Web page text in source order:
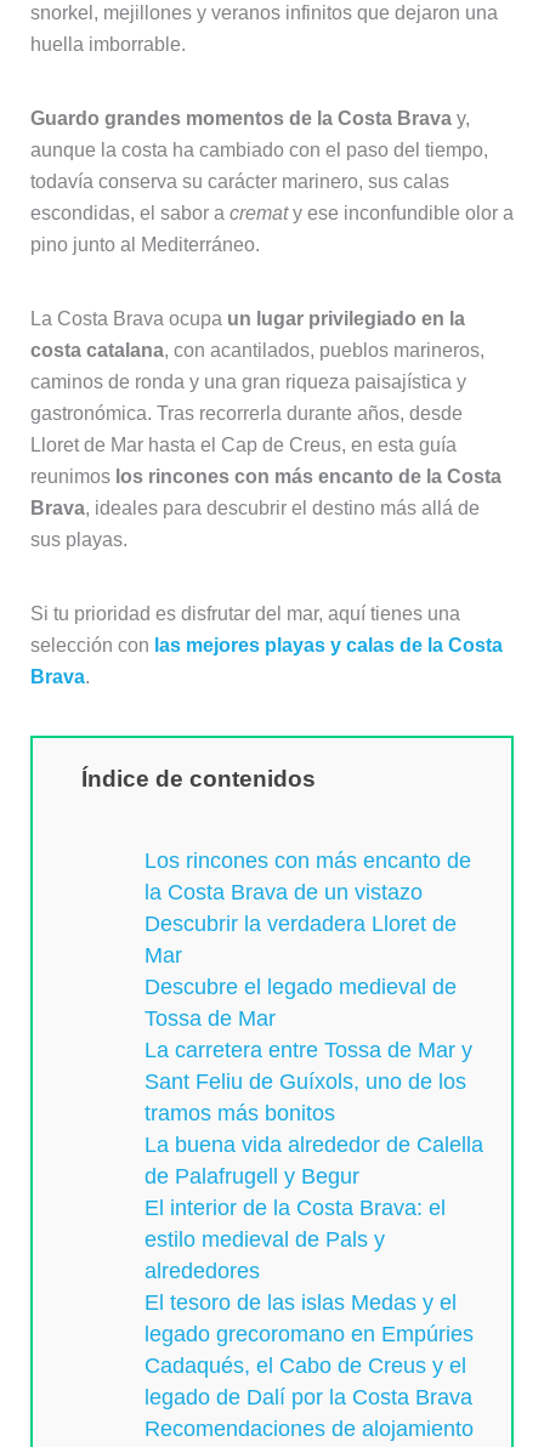
snorkel, mejillones y veranos infinitos que dejaron una
huella imborrable.
Guardo grandes momentos de la Costa Bravay,
aunque la costa ha cambiado con el paso del tiempo,
todavía conserva su carácter marinero, sus calas
escondidas, el sabor a crematy ese inconfundible olor a
pino junto al Mediterráneo.
La Costa Brava ocupa un lugar privilegiado en la
costa catalana, con acantilados, pueblos marineros,
caminos de ronda y una gran riqueza paisajística y
gastronómica. Tras recorrerla durante años, desde
Lloret de Mar hasta el Cap de Creus, en esta guía
reunimos los rincones con más encanto de la Costa
Brava, ideales para descubrir el destino más allá de
sus playas.
Si tu prioridad es disfrutar del mar, aquí tienes una
selección con las mejores playas y calas de la Costa
Brava.
Índice de contenidos
Los rincones con más encanto de
la Costa Brava de un vistazo
Descubrir la verdadera Lloret de
Mar
Descubre el legado medieval de
Tossa de Mar
La carretera entre Tossa de Mar y
Sant Feliu de Guíxols, uno de los
tramos más bonitos
La buena vida alrededor de Calella
de Palafrugell y Begur
El interior de la Costa Brava: el
estilo medieval de Pals y
alrededores
El tesoro de las islas Medas y el
legado grecoromano en Empúries
Cadaqués, el Cabo de Creus y el
legado de Dalí por la Costa Brava
Recomendaciones de alojamiento